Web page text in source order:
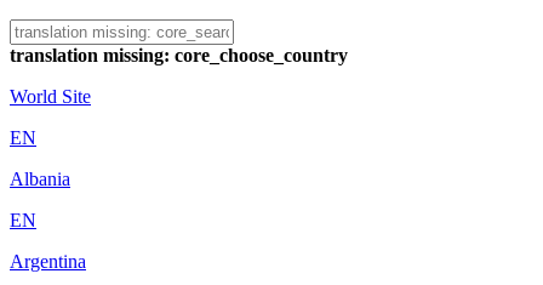
translation missing: core_choose_country
World Site
EN
Albania
EN
Argentina